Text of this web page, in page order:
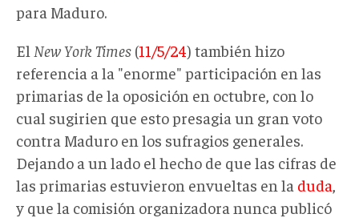
para Maduro.
El New York Times (11/5/24) también hizo
referencia a la "enorme" participación en las
primarias de la oposición en octubre, con lo
cual sugirien que esto presagia un gran voto
contra Maduro en los sufragios generales.
Dejando a un lado el hecho de que las cifras de
las primarias estuvieron envueltas en la duda
y que la comisión organizadora nunca publicó